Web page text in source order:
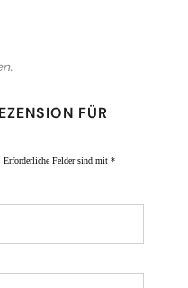
FÜR
Erforderliche Felder sind mit *